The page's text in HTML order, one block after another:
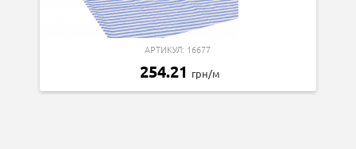
АРТИКУЛ: 16677
254.21 грн/м